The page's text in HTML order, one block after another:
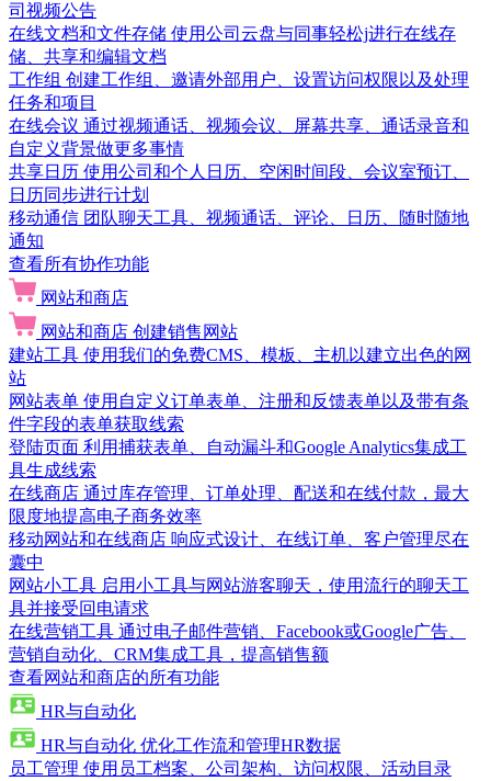
司视频公告
在线文档和文件存储 使用公司云盘与同事轻松j进行在线存
储、共享和编辑文档
工作组 创建工作组、邀请外部用户、设置访问权限以及处理
任务和项目
在线会议 通过视频通话、视频会议、屏幕共享、通话录音和
自定义背景做更多事情
共享日历 使用公司和个人日历、空闲时间段、会议室预订、
日历同步进行计划
移动通信 团队聊天工具、视频通话、评论、日历、随时随地
通知
查看所有协作功能
网站和商店
网站和商店 创建销售网站
建站工具 使用我们的免费CMS、模板、主机以建立出色的网
站
网站表单 使用自定义订单表单、注册和反馈表单以及带有条
件字段的表单获取线索
登陆页面 利用捕获表单、自动漏斗和Google Analytics集成工
具生成线索
在线商店 通过库存管理、订单处理、配送和在线付款，最大
限度地提高电子商务效率
移动网站和在线商店 响应式设计、在线订单、客户管理尽在
囊中
网站小工具 启用小工具与网站游客聊天，使用流行的聊天工
具并接受回电请求
在线营销工具 通过电子邮件营销、Facebook或Google广告、
营销自动化、CRM集成工具，提高销售额
查看网站和商店的所有功能
HR与自动化
HR与自动化 优化工作流和管理HR数据
员工管理 使用员工档案、公司架构、访问权限、活动目录